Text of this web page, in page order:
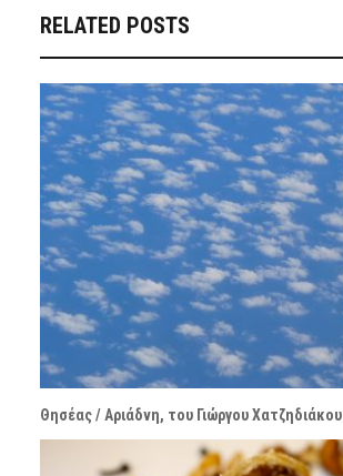
RELATED POSTS
Θησέας / Αριάδνη, του Γιώργου Χατζηδιάκου